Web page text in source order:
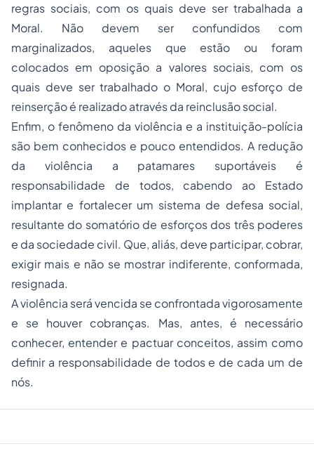
regras sociais, com os quais deve ser trabalhada a
Moral. Não devem ser confundidos com
marginalizados, aqueles que estão ou foram
colocados em oposição a valores sociais, com os
quais deve ser trabalhado o Moral, cujo esforço de
reinserção é realizado através da reinclusão social.
Enfim, o fenômeno da violência e a instituição-polícia
são bem conhecidos e pouco entendidos. A redução
da violência a patamares suportáveis é
responsabilidade de todos, cabendo ao Estado
implantar e fortalecer um sistema de defesa social,
resultante do somatório de esforços dos três poderes
e da sociedade civil. Que, aliás, deve participar, cobrar,
exigir mais e não se mostrar indiferente, conformada,
resignada.
A violência será vencida se confrontada vigorosamente
e se houver cobranças. Mas, antes, é necessário
conhecer, entender e pactuar conceitos, assim como
definir a responsabilidade de todos e de cada um de
nós.